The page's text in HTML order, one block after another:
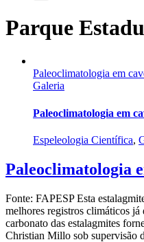
Parque
Paleoclimatologia em
Galeria
Paleoclimatologia em
Espeleologia Científica,
Paleoclimatologia
Fonte: FAPESP Esta
melhores registros climáticos já
carbonato das estalagmites
Christian Millo sob supervisão